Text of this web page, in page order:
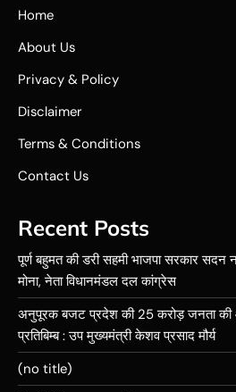
Home
About Us
Privacy & Policy
Disclaimer
Terms & Conditions
Contact Us
Recent Posts
पूर्ण बहुमत की डरी सहमी भाजपा सरकार सदन
मोना, नेता विधानमंडल दल कांग्रेस
अनुपूरक बजट प्रदेश की 25 करोड़ जनता
प्रतिबिम्ब : उप मुख्यमंत्री केशव प्रसाद मौर्य
(no title)